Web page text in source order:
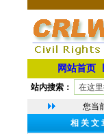
网站首页
站内搜索：
您当
相 关 文